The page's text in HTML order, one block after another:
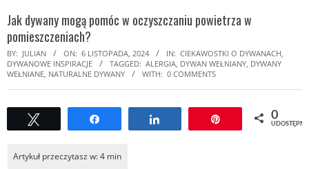
Jak dywany mogą pomóc w oczyszczaniu powietrza w
pomieszczeniach?
BY: JULIAN ON: 6 LISTOPADA, 2024 IN: CIEKAWOSTKI O DYWANACH
DYWANOWE INSPIRACJE
TAGGED: ALERGIA DYWAN WEŁNIANY DYWANY
WEŁNIANE NATURALNE DYWANY WITH: 0 COMMENTS
Udostępnij Udostępnij Przypnij 0